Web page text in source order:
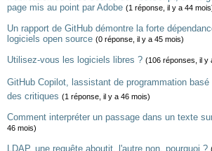
page mis au point par Adobe (1 réponse, il y a 44
Un rapport de GitHub démontre la forte
logiciels open source (0 réponse, il y a 45 mois)
Utilisez-vous les logiciels libres ? (106 réponses, il y
GitHub Copilot, lassistant de programmation
des critiques (1 réponse, il y a 46 mois)
Comment interpréter un passage dans un texte
46 mois)
LDAP, une requête aboutit, l'autre non, pourquoi ?